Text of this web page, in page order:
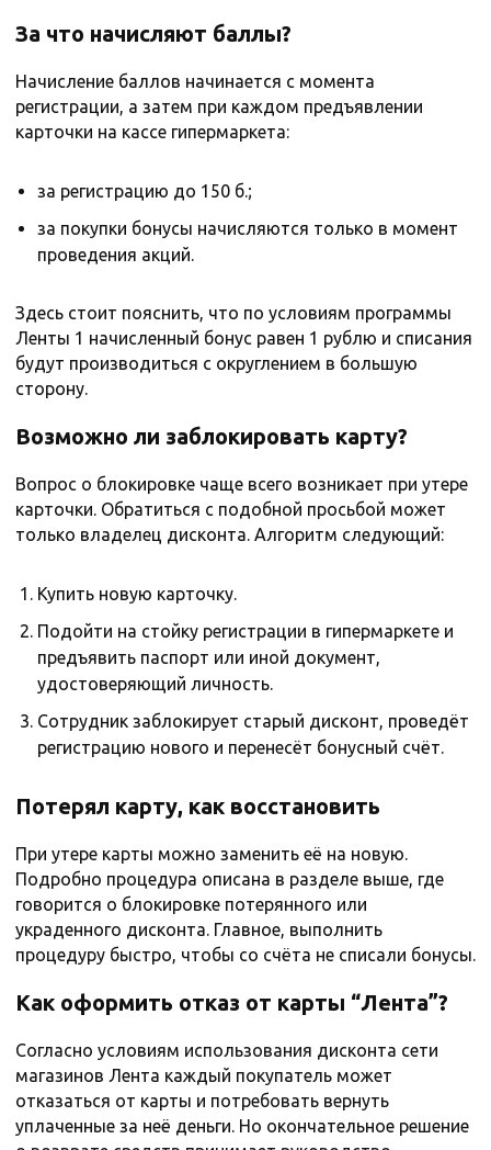
За что начисляют баллы?
Начисление баллов начинается с момента
регистрации, а затем при каждом предъявлении
карточки на кассе гипермаркета:
за регистрацию до 150 б.;
за покупки бонусы начисляются только в момент
проведения акций.
Здесь стоит пояснить, что по условиям программы
Ленты 1 начисленный бонус равен 1 рублю и списания
будут производиться с округлением в большую
сторону.
Возможно ли заблокировать карту?
Вопрос о блокировке чаще всего возникает при утере
карточки. Обратиться с подобной просьбой может
только владелец дисконта. Алгоритм следующий:
Купить новую карточку.
Подойти на стойку регистрации в гипермаркете и
предъявить паспорт или иной документ,
удостоверяющий личность.
Сотрудник заблокирует старый дисконт, проведёт
регистрацию нового и перенесёт бонусный счёт.
Потерял карту, как восстановить
При утере карты можно заменить её на новую.
Подробно процедура описана в разделе выше, где
говорится о блокировке потерянного или
украденного дисконта. Главное, выполнить
процедуру быстро, чтобы со счёта не списали бонусы.
Как оформить отказ от карты “Лента”?
Согласно условиям использования дисконта сети
магазинов Лента каждый покупатель может
отказаться от карты и потребовать вернуть
уплаченные за неё деньги. Но окончательное решение